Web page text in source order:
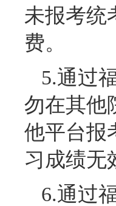
未报考统
费。
5.通过
勿在其他
他平台报
习成绩无
6.通过